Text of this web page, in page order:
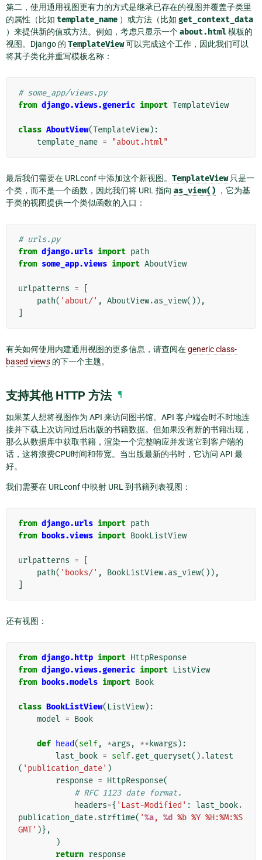
第二，使用通用视图更有力的方式是继承已存在的视图并覆盖子类里
的属性（比如 template_name ）或方法（比如 get_context_data
）来提供新的值或方法。例如，考虑只显示一个about.html模板的
视图。Django 的 TemplateView可以完成这个工作，因此我们可以
将其子类化并重写模板名称：
# some_app/views.py
from django.views.generic import TemplateView
class AboutView(TemplateView):
template_name = "about.html"
最后我们需要在 URLconf 中添加这个新视图。 TemplateView只是一
个类，而不是一个函数，因此我们将 URL 指向 as_view() ，它为基
于类的视图提供一个类似函数的入口：
# urls.py
from django.urls import path
from some_app.views import AboutView
urlpatterns =
path( 'about/' , AboutView.as_view()),
有关如何使用内建通用视图的更多信息，请查阅在generic class-
based views 的下一个主题。
支持其他 HTTP 方法 ¶
如果某人想将视图作为 API 来访问图书馆。API 客户端会时不时地连
接并下载上次访问过后出版的书籍数据。但如果没有新的书籍出现，
那么从数据库中获取书籍，渲染一个完整响应并发送它到客户端的
话，这将浪费CPU时间和带宽。当出版最新的书时，它访问 API 最
好。
我们需要在 URLconf 中映射 URL 到书籍列表视图：
from django.urls import path
from books.views import BookListView
urlpatterns =
path( 'books/' , BookListView.as_view()),
还有视图：
from django.http import HttpResponse
from django.views.generic import ListView
from books.models import Book
class BookListView( ListView):
model = Book
def head(self, *args , ** kwargs ):
last_book = self.get_queryset() .latest
( 'publication_date' )
response = HttpResponse(
# RFC 1123 date format.
headers={ 'Last-Modified' : last_book.
publication_date.strftime( '%a, %d %b %Y %H:%M:%S
GMT' )},
)
return response